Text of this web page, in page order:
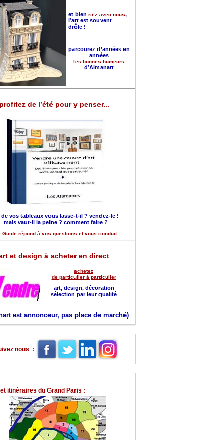
et bien riez avec nous,
l’art est souvent
drôle !
parcourez d’années en
années
les bonnes humeurs
d’Almanart
profitez de l’été pour y penser...
vos tableaux vous lasse-t-il ? vendez-le !
mais vaut-il la peine ? comment faire ?
Guide répond à vos questions et vous conduit
et design à acheter en direct
achetez
de particulier à particulier
art, design, décoration
sélection par leur qualité
est annonceur, pas place de marché)
nous :
itinéraires du Grand Paris :